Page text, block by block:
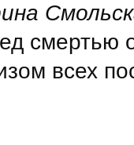
смертью
всех